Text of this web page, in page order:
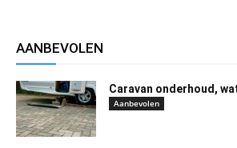
AANBEVOLEN
Caravan onderhoud,
Aanbevolen